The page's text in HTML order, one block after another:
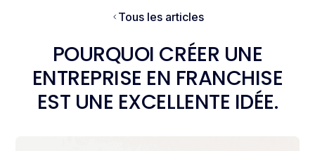
Tous les articles
POURQUOI CRÉER UNE
ENTREPRISE EN FRANCHISE
EST UNE EXCELLENTE IDÉE.